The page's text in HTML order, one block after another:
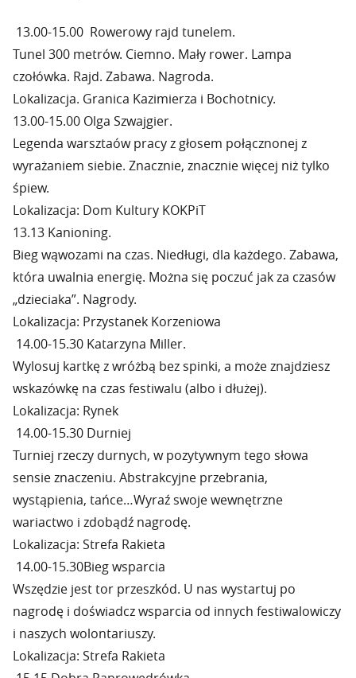
13.00-15.00 Rowerowy rajd tunelem.
Tunel 300 metrów. Ciemno. Mały rower. Lampa
czołówka. Rajd. Zabawa. Nagroda.
Lokalizacja. Granica Kazimierza i Bochotnicy.
13.00-15.00 Olga Szwajgier.
Legenda warsztaów pracy z głosem połącznonej z
wyrażaniem siebie. Znacznie, znacznie więcej niż tylko
śpiew.
Lokalizacja: Dom Kultury KOKPiT
13.13 Kanioning.
Bieg wąwozami na czas. Niedługi, dla każdego. Zabawa,
która uwalnia energię. Można się poczuć jak za czasów
„dzieciaka”. Nagrody.
Lokalizacja: Przystanek Korzeniowa
14.00-15.30 Katarzyna Miller.
Wylosuj kartkę z wróżbą bez spinki, a może znajdziesz
wskazówkę na czas festiwalu (albo i dłużej).
Lokalizacja: Rynek
14.00-15.30 Durniej
Turniej rzeczy durnych, w pozytywnym tego słowa
sensie znaczeniu. Abstrakcyjne przebrania,
wystąpienia, tańce…Wyraź swoje wewnętrzne
wariactwo i zdobądź nagrodę.
Lokalizacja: Strefa Rakieta
14.00-15.30Bieg wsparcia
Wszędzie jest tor przeszkód. U nas wystartuj po
nagrodę i doświadcz wsparcia od innych festiwalowiczy
i naszych wolontariuszy.
Lokalizacja: Strefa Rakieta